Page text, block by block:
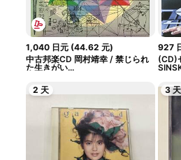
1,040 日元(44.62 元)
中古邦楽CD 岡村靖幸 / 禁じられ
た生きがい...
927
(CD)
2 天 3 天